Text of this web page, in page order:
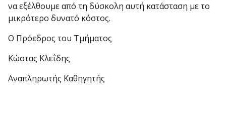
να εξέλθουμε από τη δύσκολη αυτή κατάσταση με το
μικρότερο δυνατό κόστος.
Ο Πρόεδρος του Τμήματος
Κώστας Κλεΐδης
Αναπληρωτής Καθηγητής